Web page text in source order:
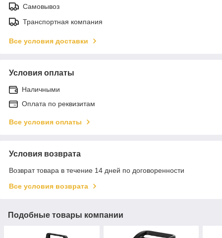
Самовывоз
Транспортная компания
Все условия доставки
Условия оплаты
Наличными
Оплата по реквизитам
Все условия оплаты
Условия возврата
Возврат товара в течение 14 дней по договоренности
Все условия возврата
Подобные товары компании